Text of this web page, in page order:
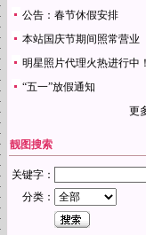
公告：春节休假安排
本站国庆节期间照常营业
明星照片代理火热进行中！
“五一”放假通知
更
靓图搜索
关键字：
分类：